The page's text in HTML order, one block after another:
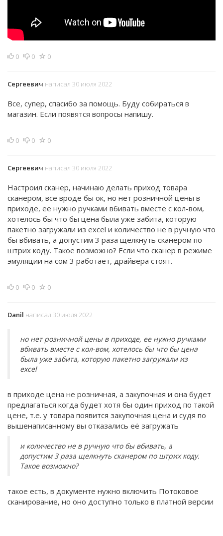
0 0 0
Сергеевич написал 30 июля 2022
Все, супер, спасибо за помощь. Буду собираться в
магазин. Если появятся вопросы напишу.
0 0 0
Сергеевич написал 30 июля 2022
Настроил сканер, начинаю делать приход товара
сканером, все вроде бы ок, но нет розничной цены в
приходе, ее нужно ручками вбивать вместе с кол-вом,
хотелось бы что бы цена была уже забита, которую
пакетно загружали из excel и количество не в ручную что
бы вбивать, а допустим 3 раза щелкнуть сканером по
штрих коду. Такое возможно? Если что сканер в режиме
эмуляции на сом 3 работает, драйвера стоят.
0 0 0
Danil написал 30 июля 2022
но нет розничной цены в приходе, ее нужно ручками
вбивать вместе с кол-вом, хотелось бы что бы цена
была уже забита, которую пакетно загружали из
excel
в приходе цена не розничная, а закупочная и она будет
предлагаться когда будет хотя бы один приход по такой
цене, т.е. у товара появится закупочная цена и судя по
вышенаписанному вы отказались её загружать
и количество не в ручную что бы вбивать, а
допустим 3 раза щелкнуть сканером по штрих коду.
Такое возможно?
такое есть, в документе нужно включить Потоковое
сканирование, но оно доступно только в платной версии